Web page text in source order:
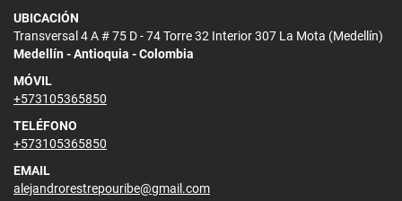
UBICACIÓN
Transversal 4 A # 75 D - 74 Torre 32 Interior 307 La Mota (Medellín)
Medellín - Antioquia - Colombia
MÓVIL
+573105365850
TELÉFONO
+573105365850
EMAIL
alejandrorestrepouribe@gmail.com